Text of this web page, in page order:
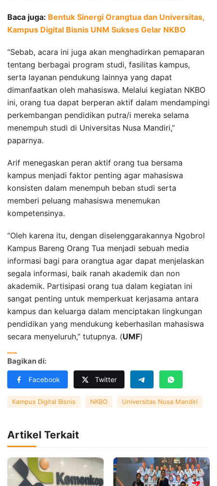
Baca juga: Bentuk Sinergi Orangtua dan Universitas,
Kampus Digital Bisnis UNM Sukses Gelar NKBO
“Sebab, acara ini juga akan menghadirkan pemaparan
tentang berbagai program studi, fasilitas kampus,
serta layanan pendukung lainnya yang dapat
dimanfaatkan oleh mahasiswa. Melalui kegiatan NKBO
ini, orang tua dapat berperan aktif dalam mendampingi
perkembangan pendidikan putra/i mereka selama
menempuh studi di Universitas Nusa Mandiri,”
paparnya.
Arif menegaskan peran aktif orang tua bersama
kampus menjadi faktor penting agar mahasiswa
konsisten dalam menempuh beban studi serta
memberi peluang mahasiswa menemukan
kompetensinya.
“Oleh karena itu, dengan diselenggarakannya Ngobrol
Kampus Bareng Orang Tua menjadi sebuah media
informasi bagi para orangtua agar dapat menjelaskan
segala informasi, baik ranah akademik dan non
akademik. Partisipasi orang tua dalam kegiatan ini
sangat penting untuk memperkuat kerjasama antara
kampus dan keluarga dalam menciptakan lingkungan
pendidikan yang mendukung keberhasilan mahasiswa
secara menyeluruh,” tutupnya. (UMF)
Bagikan di:
Facebook Twitter
Kampus Digital Bisnis NKBO Universitas Nusa Mandiri
Artikel Terkait